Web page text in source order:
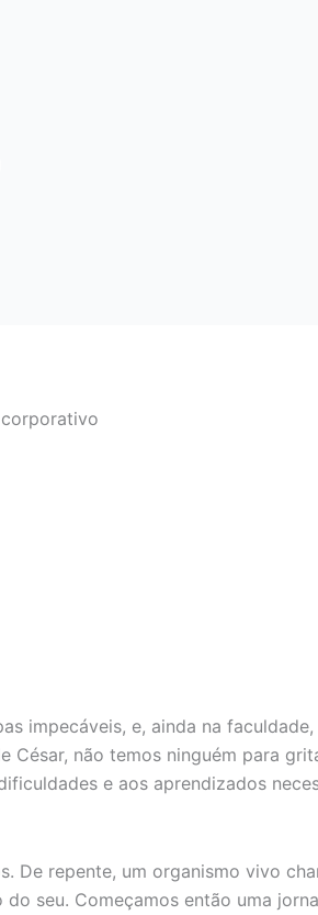
impecáveis, e, ainda na
César, não temos ninguém para
e aos aprendizados
De repente, um organismo vivo
seu. Começamos então uma